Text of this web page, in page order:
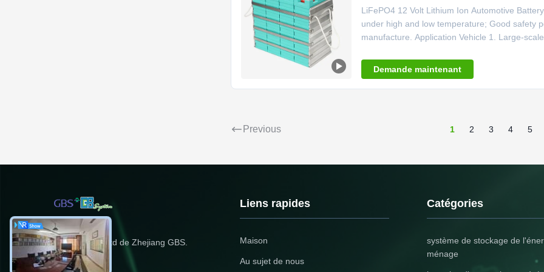
LiFePO4 12 Volt Lithium Ion Automotive
under high and low temperature; Good safety
manufacture. Application Vehicle 1. Large-
sightseeing car. 3. Remote control
Demande maintenant
Previous 1 2 3 4 5
Énergie Cie., Ltd de Zhejiang GBS.
Liens rapides
Maison
Au sujet de nous
Catégories
système de stockage de
ménage